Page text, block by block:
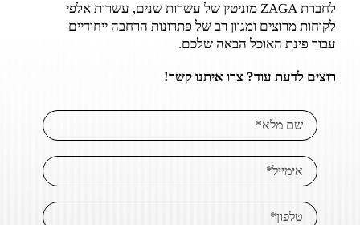
לחברת ZAGA מוניטין של עשרות שנים, עשרות אלפי
לקוחות מרוצים ומגוון רב של פתרונות הרחבה ייחודיים
עבור פינת האוכל הבאה שלכם.
רוצים לדעת עוד? צרו איתנו קשר!